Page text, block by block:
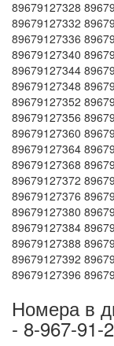
89679127328
89679127332
89679127336
89679127340
89679127344
89679127348
89679127352
89679127356
89679127360
89679127364
89679127368
89679127372
89679127376
89679127380
89679127384
89679127388
89679127392
89679127396
Номера в
- 8-967-91-